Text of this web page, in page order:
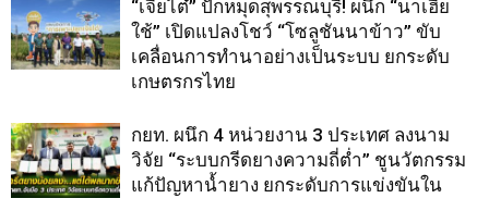
“เจียไต๋” ปักหมุดสุพรรณบุรี! ผนึก “นาเฮีย
ใช้” เปิดแปลงโชว์ “โซลูชันนาข้าว” ขับ
เคลื่อนการทำนาอย่างเป็นระบบ ยกระดับ
เกษตรกรไทย
กยท. ผนึก 4 หน่วยงาน 3 ประเทศ ลงนาม
วิจัย “ระบบกรีดยางความถี่ต่ำ” ชูนวัตกรรม
แก้ปัญหาน้ำยาง ยกระดับการแข่งขันใน